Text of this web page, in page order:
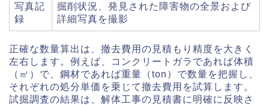
写真記
録
掘削状況、発見された障害物の全景および
詳細写真を撮影
正確な数量算出は、撤去費用の見積もり精度を大きく
左右します。例えば、コンクリートガラであれば体積
（㎥）で、鋼材であれば重量（ton）で数量を把握し、
それぞれの処分単価を乗じて撤去費用を試算します。
試掘調査の結果は、解体工事の見積書に明確に反映さ